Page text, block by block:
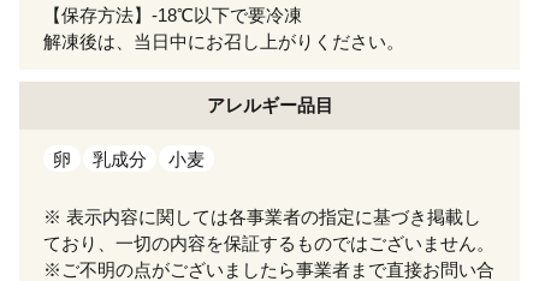
【保存方法】-18℃以下で要冷凍
解凍後は、当日中にお召し上がりください。
アレルギー品目
卵 乳成分 小麦
※ 表示内容に関しては各事業者の指定に基づき掲載し
ており、一切の内容を保証するものではございません。
※ご不明の点がございましたら事業者まで直接お問い合